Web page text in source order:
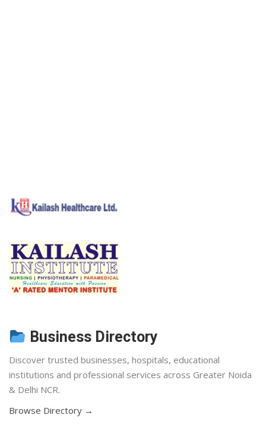
Business Directory
Discover trusted businesses, hospitals, educational
institutions and professional services across Greater Noida
& Delhi NCR.
Browse Directory →